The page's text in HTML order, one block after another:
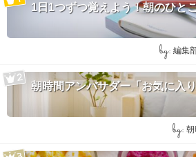
1日1つずつ覚えよう！朝のひと
by: 編集
朝時間アンバサダー「お気に入
by: 朝